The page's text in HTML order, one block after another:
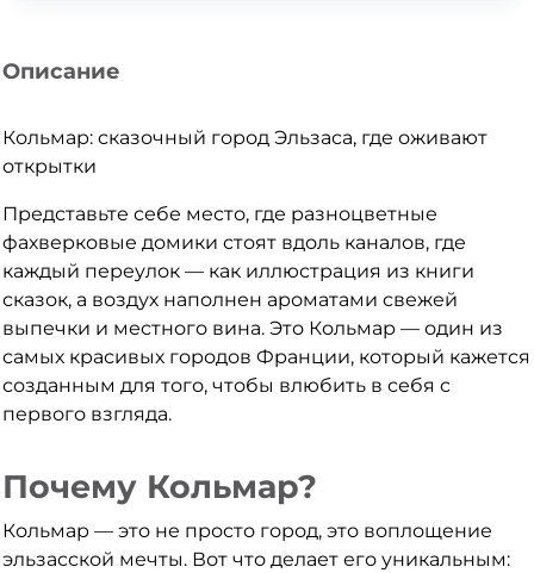
Описание
Кольмар: сказочный город Эльзаса, где оживают
открытки
Представьте себе место, где разноцветные
фахверковые домики стоят вдоль каналов, где
каждый переулок — как иллюстрация из книги
сказок, а воздух наполнен ароматами свежей
выпечки и местного вина. Это Кольмар — один из
самых красивых городов Франции, который кажется
созданным для того, чтобы влюбить в себя с
первого взгляда.
Почему Кольмар?
Кольмар — это не просто город, это воплощение
эльзасской мечты. Вот что делает его уникальным: